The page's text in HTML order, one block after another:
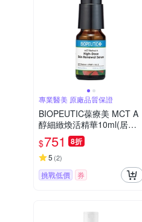
專業醫美 原廠品質保證
BIOPEUTIC葆療美 MCT A
醇細緻煥活精華10ml(居家
型)
$751 8折
5 (2)
挑戰低價 券